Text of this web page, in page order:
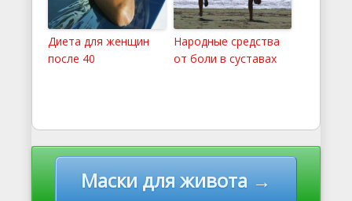
Диета для женщин
после 40
Народные средства
от боли в суставах
Навигация по записям
Маски для живота →